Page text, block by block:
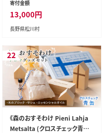
アルプス 長野県 松川村 ギフト
雑貨 生活用品 日用品 消耗品
寄付金額
13,000円
長野県松川村
22
《森のおすそわけ Pieni Lahja
Metsalta (クロスチェック青